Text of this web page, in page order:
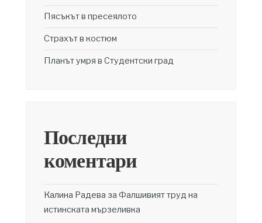
Пясъкът в пресеялото
Страхът в костюм
Планът умря в Студентски град
Последни
коментари
Калина Радева за Фалшивият труд на
истинската мързеливка